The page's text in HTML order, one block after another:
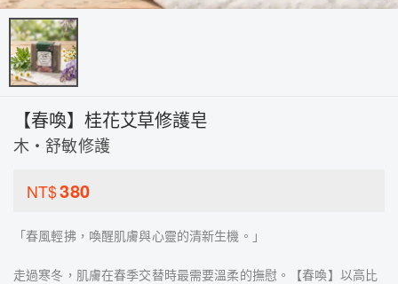
【春喚】桂花艾草修護皂
木・舒敏修護
NT$380
「春風輕拂，喚醒肌膚與心靈的清新生機。」
走過寒冬，肌膚在春季交替時最需要溫柔的撫慰。【春喚】以高比